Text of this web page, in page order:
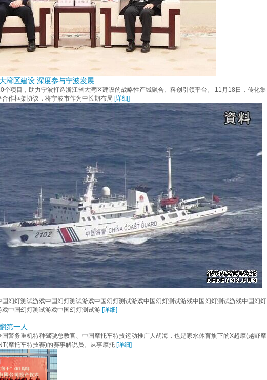
湾区建设 深度参与宁波发展
个项目，助力宁波打造浙江省大湾区建设的战略性产城融合、科创引领平台。 11月18日，传化集
作框架协议，将宁波市作为中长期布局 [详细]
幻灯测试游戏中国幻灯测试游戏中国幻灯测试游戏中国幻灯测试游戏中国幻灯测试游戏中国幻灯
中国幻灯测试游戏中国幻灯测试游 [详细]
第一人
警务重机特种驾驶总教官、中国摩托车特技运动推广人胡海，也是家水体育旗下的X超摩(越野摩
摩托车特技赛)的赛事解说员。从事摩托 [详细]